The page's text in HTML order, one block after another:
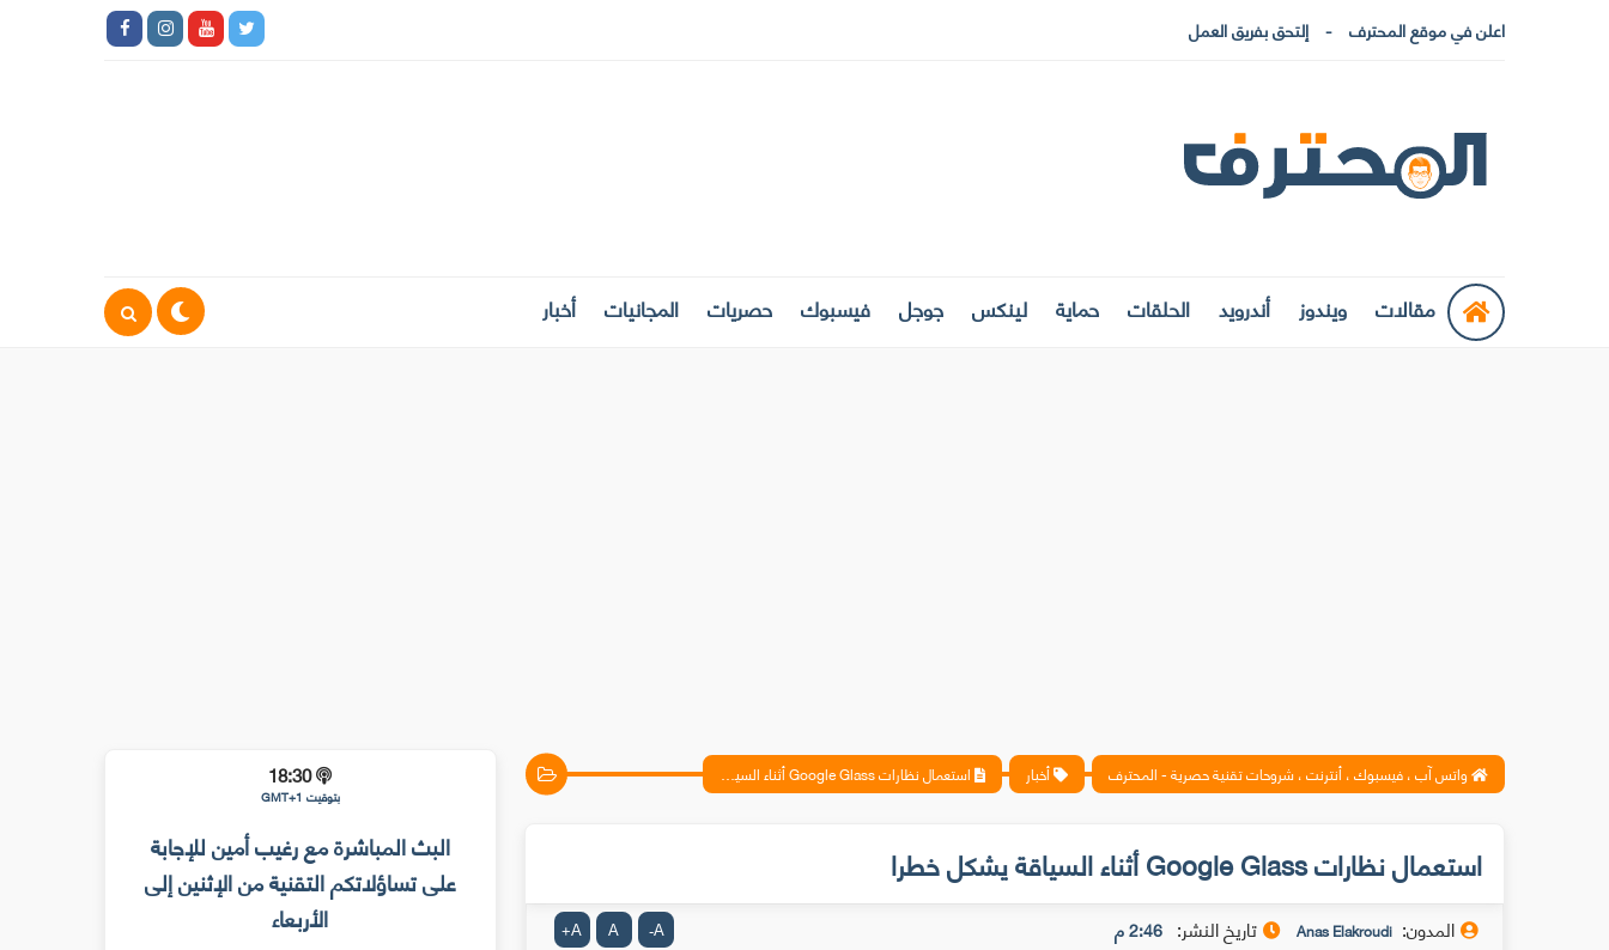
اعلن في موقع المحترف إلتحق بفريق العمل
مقالات ويندوز أندرويد الحلقات حماية لينكس جوجل فيسبوك حصريات المجانيات أخبار
واتس آب ، فيسبوك ، أنترنت ، شروحات تقنية حصرية - المحترف أخبار استعمال نظارات Google Glass أثناء السياقة يشكل خطرا
استعمال نظارات Google Glass أثناء السياقة يشكل خطرا
المدون: Anas Elakroudi تاريخ النشر: 2:46 م A
-
A
A
+
18:30
بتوقيت GMT+1
البث المباشرة مع رغيب أمين للإجابة
على تساؤلاتكم التقنية من الإثنين إلى
الأربعاء